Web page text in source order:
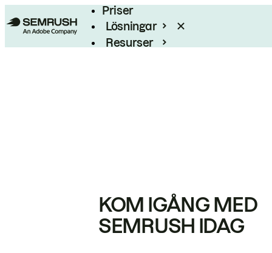
Priser
Lösningar
Resurser
KOM IGÅNG MED
SEMRUSH IDAG